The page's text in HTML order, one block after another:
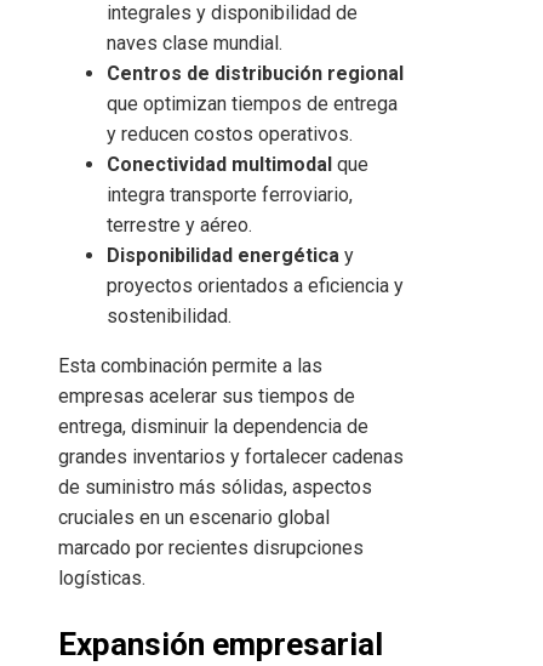
integrales y disponibilidad de
naves clase mundial.
Centros de distribución regional
que optimizan tiempos de entrega
y reducen costos operativos.
Conectividad multimodal que
integra transporte ferroviario,
terrestre y aéreo.
Disponibilidad energética y
proyectos orientados a eficiencia y
sostenibilidad.
Esta combinación permite a las
empresas acelerar sus tiempos de
entrega, disminuir la dependencia de
grandes inventarios y fortalecer cadenas
de suministro más sólidas, aspectos
cruciales en un escenario global
marcado por recientes disrupciones
logísticas.
Expansión empresarial